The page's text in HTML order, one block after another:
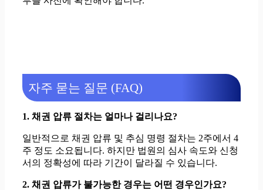
자주 묻는 질문 (FAQ)
1. 채권 압류 절차는 얼마나 걸리나요?
일반적으로 채권 압류 및 추심 명령 절차는 2주에서 4
주 정도 소요됩니다. 하지만 법원의 심사 속도와 신청
서의 정확성에 따라 기간이 달라질 수 있습니다.
2. 채권 압류가 불가능한 경우는 어떤 경우인가요?